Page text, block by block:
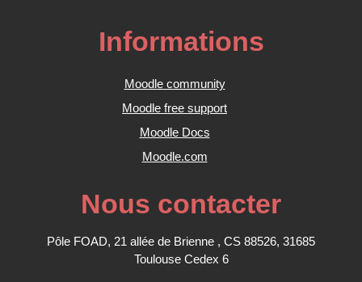
Informations
Moodle community
Moodle free support
Moodle Docs
Moodle.com
Nous contacter
Pôle FOAD, 21 allée de Brienne , CS 88526, 31685
Toulouse Cedex 6